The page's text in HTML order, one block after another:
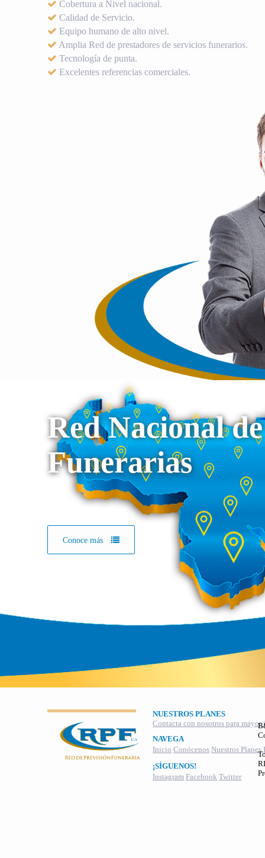
Cobertura a Nivel nacional.
Calidad de Servicio.
Equipo humano de alto nivel.
Amplia Red de prestadores de servicios funerarios.
Tecnología de punta.
Excelentes referencias comerciales.
Red Nacional de
Funerarias
Conoce más
NUESTROS PLANES
Contacta con nosotros para
NAVEGA
Inicio Conócenos Nuestros Planes
¡SÍGUENOS!
Instagram Facebook Twitter